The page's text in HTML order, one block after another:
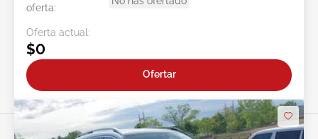
oferta:
Oferta actual:
$0
Ofertar